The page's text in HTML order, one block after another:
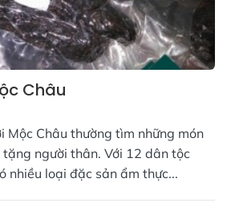
Châu
Mộc Châu thường tìm những món
người thân. Với 12 dân tộc
nhiều loại đặc sản ẩm thực...